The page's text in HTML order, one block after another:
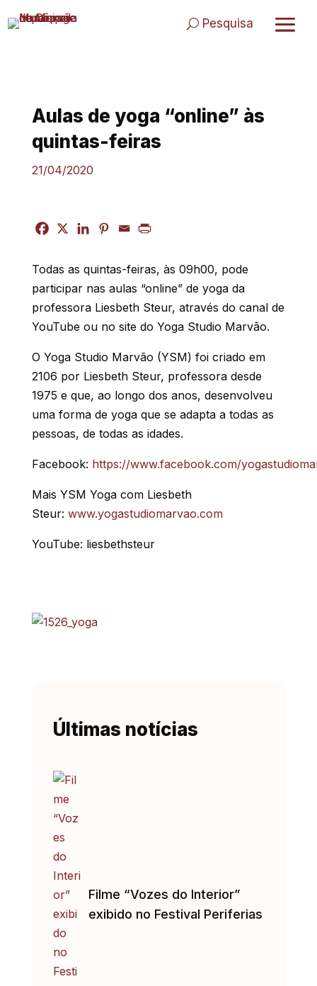
to
Pesquisa
Aulas de yoga “online” às
quintas-feiras
21/04/2020
Todas as quintas-feiras, às 09h00, pode
participar nas aulas “online” de yoga da
professora Liesbeth Steur, através do canal de
YouTube ou no site do Yoga Studio Marvão.
O Yoga Studio Marvão (YSM) foi criado em
2106 por Liesbeth Steur, professora desde
1975 e que, ao longo dos anos, desenvolveu
uma forma de yoga que se adapta a todas as
pessoas, de todas as idades.
Facebook: https://www.facebook.com/
Mais YSM Yoga com Liesbeth
Steur: www.yogastudiomarvao.com
YouTube: liesbethsteur
Últimas notícias
Filme “Vozes do Interior”
exibido no Festival Periferias